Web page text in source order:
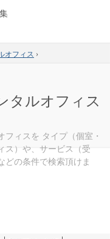
オフィス ›
タルオフィス
ィスを タイプ（個室・
ス）や、サービス（受
どの条件で検索頂けま